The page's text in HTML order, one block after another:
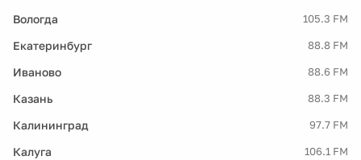
Вологда 105.3 FM
Екатеринбург 88.8 FM
Иваново 88.6 FM
Казань 88.3 FM
Калининград 97.7 FM
Калуга 106.1 FM